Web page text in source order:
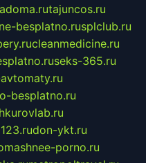
tajuncos.ru
besplatno.rusplclub.ru
cleanmedicine.ru
seks-365.ru
besplatno.ru
don-ykt.ru
porno.ru